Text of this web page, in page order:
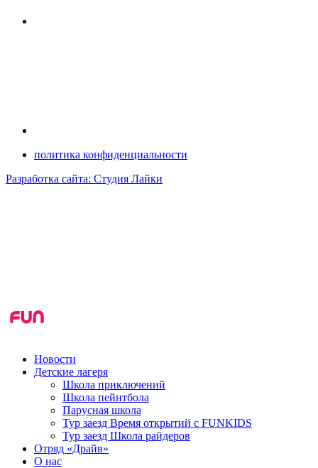
политика конфиденциальности
Разработка сайта: Студия Лайки
Новости
Детские лагеря
Школа приключений
Школа пейнтбола
Парусная школа
Тур заезд Время открытий с FUNKIDS
Тур заезд Школа райдеров
Отряд «Драйв»
О нас